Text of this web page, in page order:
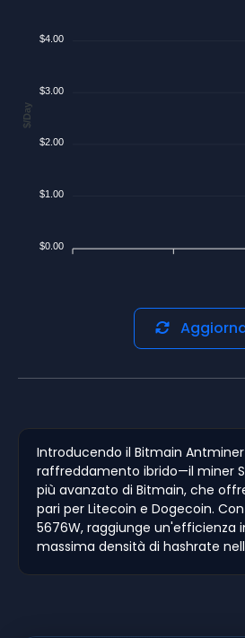
$4.00
$3.00
$2.00
$1.00
$0.00
$/Day
Introducendo il Bitmain Antminer
raffreddamento ibrido—il miner
più avanzato di Bitmain, che
pari per Litecoin e Dogecoin.
5676W, raggiunge un'efficienza
massima densità di hashrate